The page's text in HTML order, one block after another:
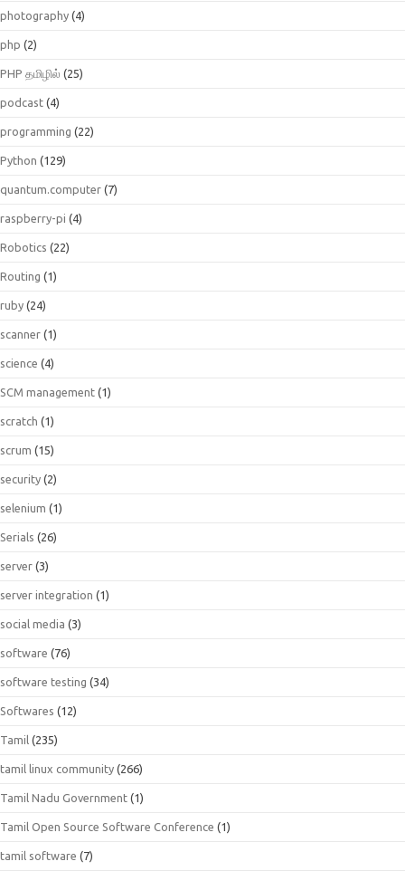
photography (4)
php (2)
PHP தமிழில் (25)
podcast (4)
programming (22)
Python (129)
quantum.computer (7)
raspberry-pi (4)
Robotics (22)
Routing (1)
ruby (24)
scanner (1)
science (4)
SCM management (1)
scratch (1)
scrum (15)
security (2)
selenium (1)
Serials (26)
server (3)
server integration (1)
social media (3)
software (76)
software testing (34)
Softwares (12)
Tamil (235)
tamil linux community (266)
Tamil Nadu Government (1)
Tamil Open Source Software Conference (1)
tamil software (7)